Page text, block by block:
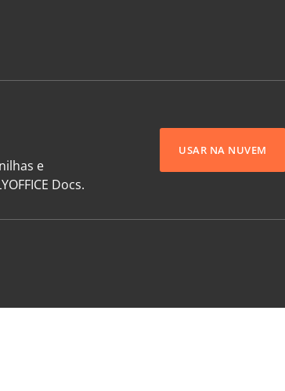
e
Docs.
USAR NA NUVEM